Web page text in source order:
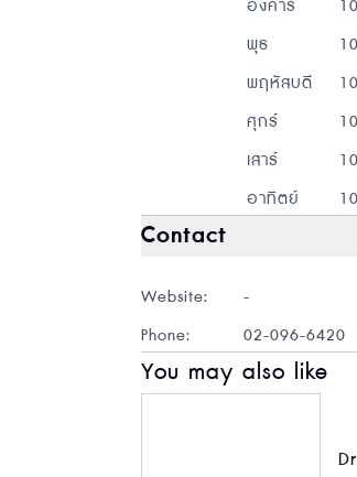
อังคาร
พุธ
พฤหัสบดี
ศุกร์
เสาร์
อาทิตย์
Contact
Website:
-
Phone:
02-096-6420
You may also like